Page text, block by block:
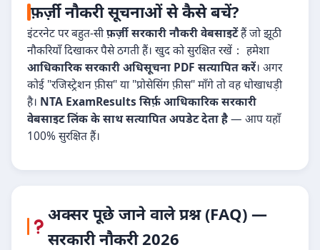
फ़र्ज़ी नौकरी सूचनाओं से कैसे बचें?
इंटरनेट पर बहुत-सीफ़र्ज़ी सरकारी नौकरी वेबसाइटेंहैं जो झूठी
नौकरियाँ दिखाकर पैसे ठगती हैं। खुद को सुरक्षित रखें： हमेशा
आधिकारिक सरकारी अधिसूचना PDF सत्यापित करें। अगर
कोई "रजिस्ट्रेशन फ़ीस" या "प्रोसेसिंग फ़ीस" माँगे तो वह धोखाधड़ी
है। NTA ExamResults सिर्फ़ आधिकारिक सरकारी
वेबसाइट लिंक के साथ सत्यापित अपडेट देता है— आप यहाँ
100% सुरक्षित हैं।
अक्सर पूछे जाने वाले प्रश्न (FAQ) —
सरकारी नौकरी 2026